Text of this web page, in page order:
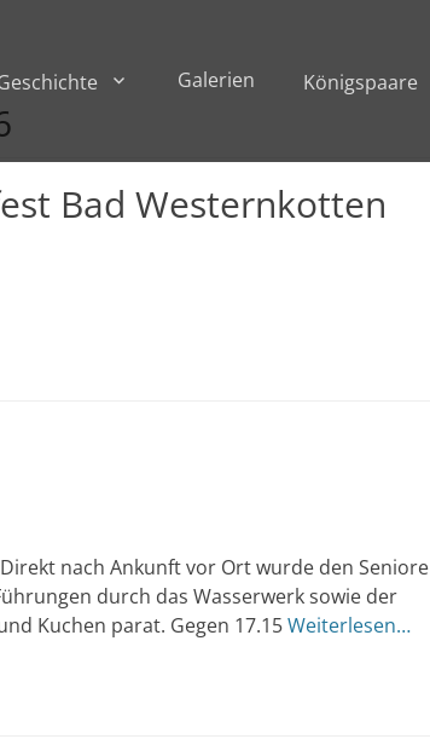
Galerien Königspaare
Bad Westernkotten
nach Ankunft vor Ort wurde den Seniore
durch das Wasserwerk sowie der
Kuchen parat. Gegen 17.15Weiterlesen…